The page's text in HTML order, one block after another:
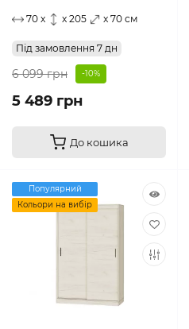
70 x x 205 x 70 см
Під замовлення 7 дн
6 099 грн -10%
5 489 грн
До кошика
Популярний
Кольори на вибір